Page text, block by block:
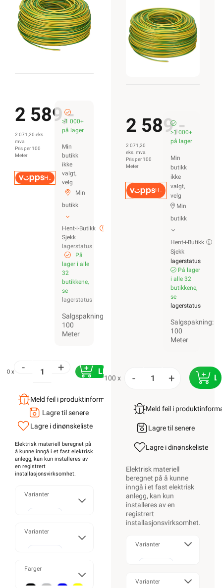
2 589,-
2 071,20 eks.
mva.
Pris per 100
Meter
Hurtigkasse
>1 000+
på lager
Min
butikk
ikke
valgt,
velg
Min
butikk
Hent-i-Butikk
Sjekk
lagerstatus
På
lager i alle
32
butikkene,
se
lagerstatus
Salgspakning:
100
Meter
100 x - + LEGG I HANDLEKURV
Meld feil i produktinformasjonen?
Lagre til senere
Lagre i dinønskeliste
Elektrisk materiell beregnet på
å kunne inngå i et fast elektrisk
anlegg, kan kun installeres av
en registrert
installasjonsvirksomhet.
Varianter
Varianter
Bunt
Farger
2 589,-
2 071,20
eks. mva.
Pris per 100
Meter
Hurtigkasse
>1 000+
på lager
Min
butikk
ikke
valgt,
velg
Min
butikk
Hent-i-Butikk
Sjekk
lagerstatus
På lager
i alle 32
butikkene,
se
lagerstatus
Salgspakning:
100
Meter
100 x - +
Meld feil i
Lagre til senere
Lagre i dinønskeliste
Elektrisk materiell
beregnet på å kunne
inngå i et fast elektrisk
anlegg, kan kun
installeres av en
registrert
installasjonsvirksomhet.
Varianter
Varianter